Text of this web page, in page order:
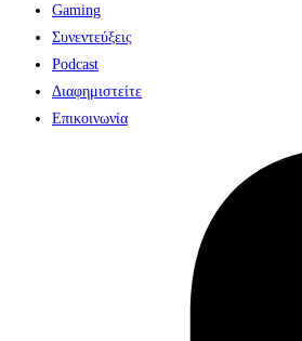
Gaming
Συνεντεύξεις
Podcast
Διαφημιστείτε
Επικοινωνία